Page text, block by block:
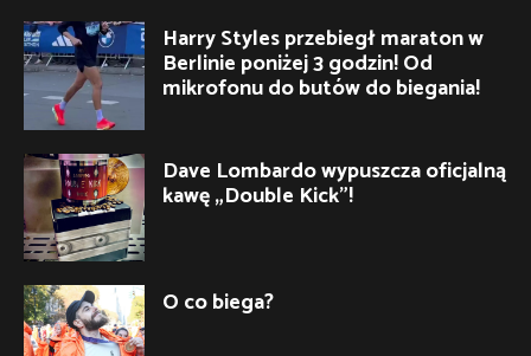
Harry Styles przebiegł maraton w
Berlinie poniżej 3 godzin! Od
mikrofonu do butów do biegania!
Dave Lombardo wypuszcza oficjalną
kawę „Double Kick”!
O co biega?